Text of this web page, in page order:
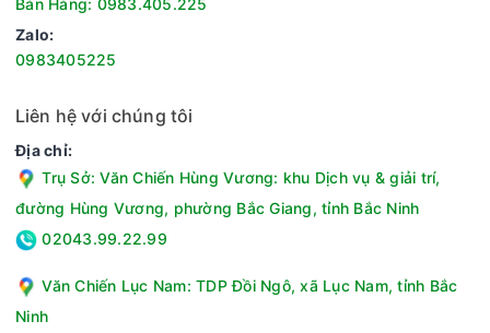
Bán Hàng: 0983.405.225
Zalo:
0983405225
Liên hệ với chúng tôi
Địa chỉ:
Trụ Sở: Văn Chiến Hùng Vương: khu Dịch vụ & giải trí,
đường Hùng Vương, phường Bắc Giang, tỉnh Bắc Ninh
02043.99.22.99
Văn Chiến Lục Nam: TDP Đồi Ngô, xã Lục Nam, tỉnh Bắc
Ninh